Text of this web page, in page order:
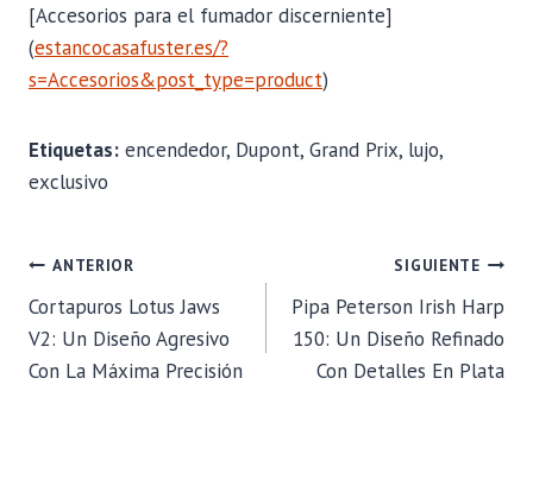
[Accesorios para el fumador discerniente]
(estancocasafuster.es/?
s=Accesorios&post_type=product)
Etiquetas: encendedor, Dupont, Grand Prix, lujo,
exclusivo
NAVEGACIÓN
DE
ENTRADAS
ANTERIOR
Cortapuros Lotus Jaws
V2: Un Diseño Agresivo
Con La Máxima Precisión
SIGUIENTE
Pipa Peterson Irish Harp
150: Un Diseño Refinado
Con Detalles En Plata